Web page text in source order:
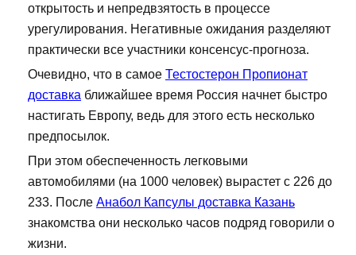
открытость и непредвзятость в процессе
урегулирования. Негативные ожидания разделяют
практически все участники консенсус-прогноза.
Очевидно, что в самое Тестостерон Пропионат
доставка ближайшее время Россия начнет быстро
настигать Европу, ведь для этого есть несколько
предпосылок.
При этом обеспеченность легковыми
автомобилями (на 1000 человек) вырастет с 226 до
233. После Анабол Капсулы доставка Казань
знакомства они несколько часов подряд говорили о
жизни.